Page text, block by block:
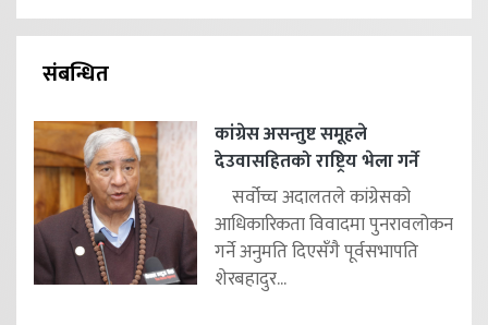
संबन्धित
कांग्रेस असन्तुष्ट समूहले
देउवासहितको राष्ट्रिय भेला गर्ने
सर्वोच्च अदालतले कांग्रेसको
आधिकारिकता विवादमा पुनरावलोकन
गर्ने अनुमति दिएसँगै पूर्वसभापति
शेरबहादुर...